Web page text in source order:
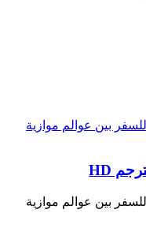
بين عوالم موازية
بين عوالم موازية